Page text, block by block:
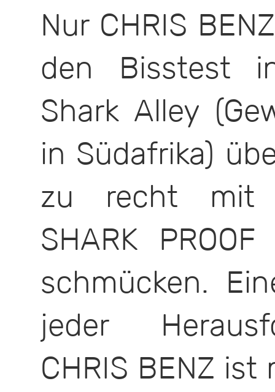
Nur CHRIS
den Bisstest
Shark Alley
in Südafrika)
zu recht mit
SHARK
schmücken.
jeder
CHRIS BENZ